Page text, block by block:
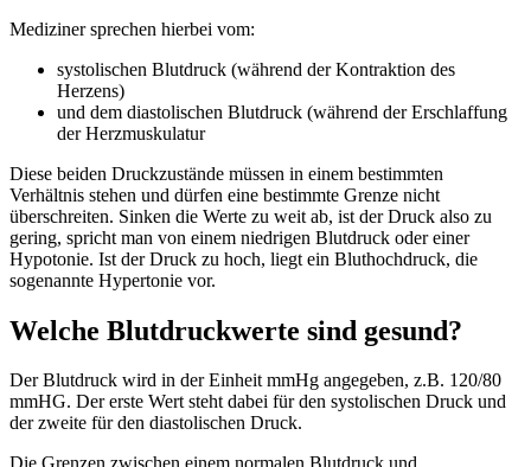
Mediziner sprechen hierbei vom:
systolischen Blutdruck (während der Kontraktion des
Herzens)
und dem diastolischen Blutdruck (während der Erschlaffung
der Herzmuskulatur
Diese beiden Druckzustände müssen in einem bestimmten
Verhältnis stehen und dürfen eine bestimmte Grenze nicht
überschreiten. Sinken die Werte zu weit ab, ist der Druck also zu
gering, spricht man von einem niedrigen Blutdruck oder einer
Hypotonie. Ist der Druck zu hoch, liegt ein Bluthochdruck, die
sogenannte Hypertonie vor.
Welche Blutdruckwerte sind gesund?
Der Blutdruck wird in der Einheit mmHg angegeben, z.B. 120/80
mmHG. Der erste Wert steht dabei für den systolischen Druck und
der zweite für den diastolischen Druck.